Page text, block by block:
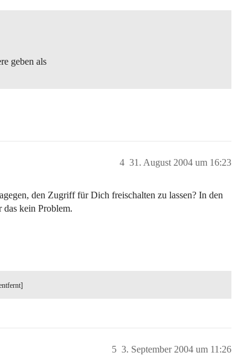
geben als
31. August 2004 um 16:23
4
den Zugriff für Dich freischalten zu lassen? In den
kein Problem.
3. September 2004 um 11:26
5